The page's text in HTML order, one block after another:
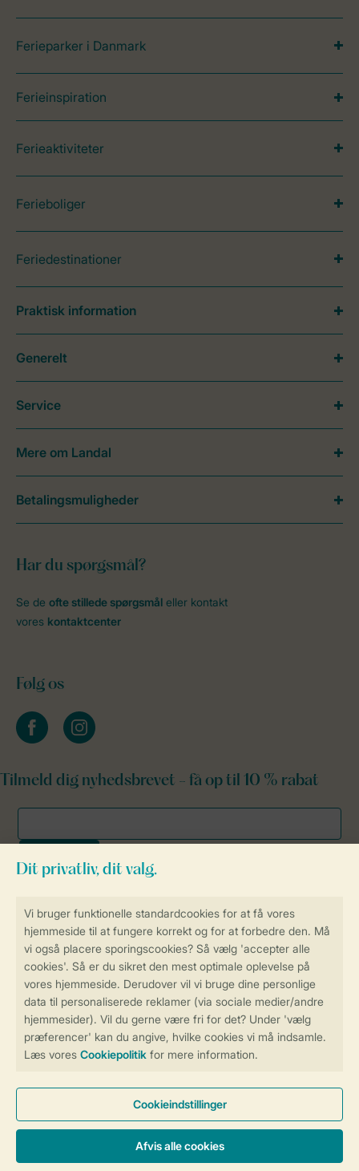
Få en personligt tilpasset oplevelse
på Landal.dk
Sikker og hurtig online booking
Sikker datahåndtering
Ferieparker i Danmark
Ferieinspiration
Ferieaktiviteter
Ferieboliger
Feriedestinationer
Har du spørgsmål?
Se de ofte stillede spørgsmål eller kontakt
vores kontaktcenter
Følg os
facebookinstagram
Tilmeld dig nyhedsbrevet - få op til 10 % rabat
Praktisk information
Generelt
Service
Mere om Landal
Betalingsmuligheder
Vilkår og betingelser Persondatapolitik Cookies og banner